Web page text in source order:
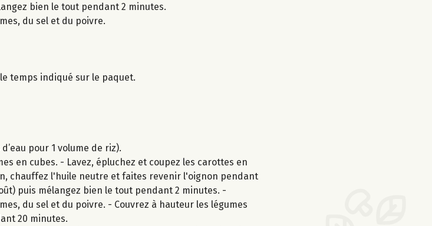
bien le tout pendant 2 minutes.
du sel et du poivre.
temps indiqué sur le paquet.
pour 1 volume de riz).
en cubes. - Lavez, épluchez et coupez les carottes en
chauffez l'huile neutre et faites revenir l'oignon pendant
puis mélangez bien le tout pendant 2 minutes. -
du sel et du poivre. - Couvrez à hauteur les légumes
20 minutes.